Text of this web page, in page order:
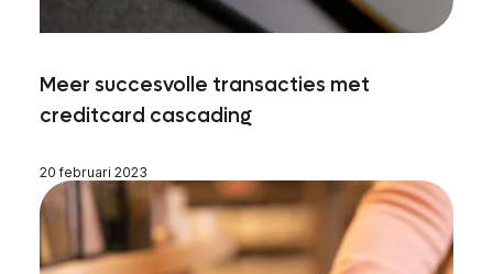
Meer succesvolle transacties met
creditcard cascading
20 februari 2023